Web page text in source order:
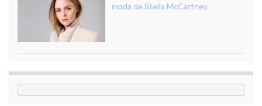
moda de Stella McCartney